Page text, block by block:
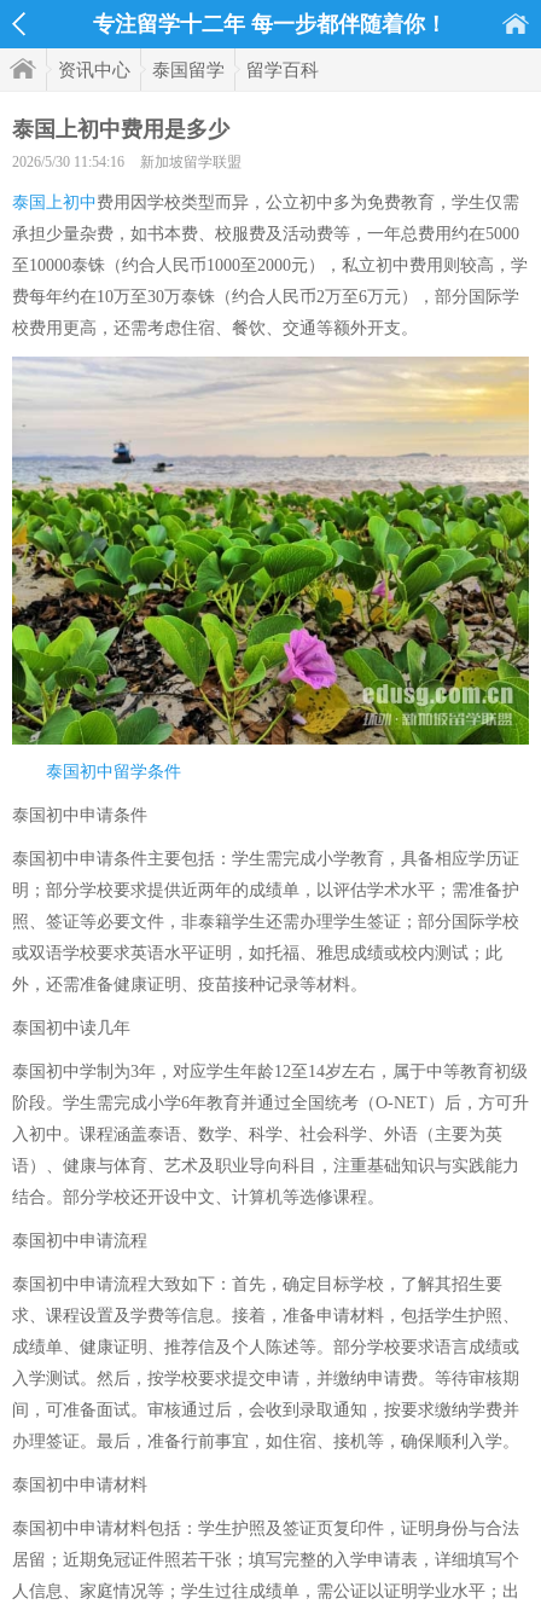
专注留学十二年 每一步都伴随着你！
资讯中心 泰国留学 留学百科
泰国上初中费用是多少
2026/5/30 11:54:16 新加坡留学联盟
泰国上初中费用因学校类型而异，公立初中多为免费教育，学生仅需
承担少量杂费，如书本费、校服费及活动费等，一年总费用约在5000
至10000泰铢（约合人民币1000至2000元），私立初中费用则较高，学
费每年约在10万至30万泰铢（约合人民币2万至6万元），部分国际学
校费用更高，还需考虑住宿、餐饮、交通等额外开支。
泰国初中留学条件
泰国初中申请条件
泰国初中申请条件主要包括：学生需完成小学教育，具备相应学历证
明；部分学校要求提供近两年的成绩单，以评估学术水平；需准备护
照、签证等必要文件，非泰籍学生还需办理学生签证；部分国际学校
或双语学校要求英语水平证明，如托福、雅思成绩或校内测试；此
外，还需准备健康证明、疫苗接种记录等材料。
泰国初中读几年
泰国初中学制为3年，对应学生年龄12至14岁左右，属于中等教育初级
阶段。学生需完成小学6年教育并通过全国统考（O-NET）后，方可升
入初中。课程涵盖泰语、数学、科学、社会科学、外语（主要为英
语）、健康与体育、艺术及职业导向科目，注重基础知识与实践能力
结合。部分学校还开设中文、计算机等选修课程。
泰国初中申请流程
泰国初中申请流程大致如下：首先，确定目标学校，了解其招生要
求、课程设置及学费等信息。接着，准备申请材料，包括学生护照、
成绩单、健康证明、推荐信及个人陈述等。部分学校要求语言成绩或
入学测试。然后，按学校要求提交申请，并缴纳申请费。等待审核期
间，可准备面试。审核通过后，会收到录取通知，按要求缴纳学费并
办理签证。最后，准备行前事宜，如住宿、接机等，确保顺利入学。
泰国初中申请材料
泰国初中申请材料包括：学生护照及签证页复印件，证明身份与合法
居留；近期免冠证件照若干张；填写完整的入学申请表，详细填写个
人信息、家庭情况等；学生过往成绩单，需公证以证明学业水平；出